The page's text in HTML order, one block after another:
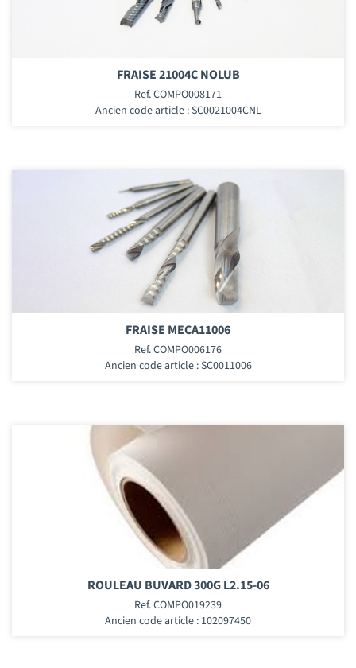
FRAISE 21004C NOLUB
Ref. COMPO008171
Ancien code article : SC0021004CNL
FRAISE MECA11006
Ref. COMPO006176
Ancien code article : SC0011006
ROULEAU BUVARD 300G L2.15-06
Ref. COMPO019239
Ancien code article : 102097450